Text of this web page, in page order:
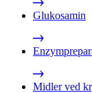
Glukosamin
Midler ved